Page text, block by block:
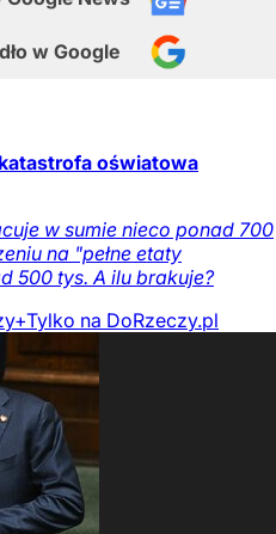
w Google
oświatowa
w sumie nieco ponad 700
na "pełne etaty
500 tys. A ilu brakuje?
Tylko na DoRzeczy.pl